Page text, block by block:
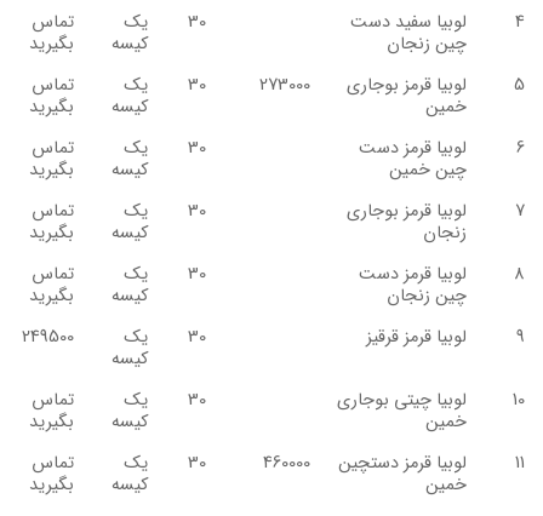
4
لوبیا سفید دست
چین زنجان
30 یک
کیسه
تماس
بگیرید
5
لوبیا قرمز بوجاری
خمین
273000
30 یک
کیسه
تماس
بگیرید
6
لوبیا قرمز دست
چین خمین
30 یک
کیسه
تماس
بگیرید
7
لوبیا قرمز بوجاری
زنجان
30 یک
کیسه
تماس
بگیرید
8
لوبیا قرمز دست
چین زنجان
30 یک
کیسه
تماس
بگیرید
9
لوبیا قرمز قرقیز 30 یک
کیسه
249500
10 لوبیا چیتی بوجاری
خمین
30 یک
کیسه
تماس
بگیرید
11
لوبیا قرمز دستچین
خمین
460000
30 یک
کیسه
تماس
بگیرید